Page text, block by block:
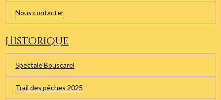
Nous contacter
Historique
Spectale Bouscarel
Trail des pêches 2025